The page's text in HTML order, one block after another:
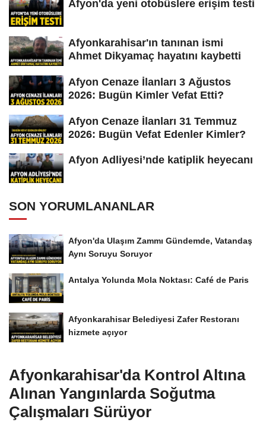
Afyon'da yeni otobüslere erişim testi
Afyonkarahisar'ın tanınan ismi
Ahmet Dikyamaç hayatını kaybetti
Afyon Cenaze İlanları 3 Ağustos
2026: Bugün Kimler Vefat Etti?
Afyon Cenaze İlanları 31 Temmuz
2026: Bugün Vefat Edenler Kimler?
Afyon Adliyesi’nde katiplik heyecanı
SON YORUMLANANLAR
Afyon'da Ulaşım Zammı Gündemde, Vatandaş
Aynı Soruyu Soruyor
Antalya Yolunda Mola Noktası: Café de Paris
Afyonkarahisar Belediyesi Zafer Restoranı
hizmete açıyor
Afyonkarahisar'da Kontrol Altına
Alınan Yangınlarda Soğutma
Çalışmaları Sürüyor